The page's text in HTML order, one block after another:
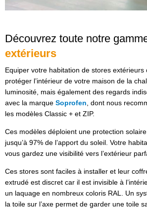
Découvrez toute notre
extérieurs
Equiper votre habitation de stores extérieurs
protéger l’intérieur de votre maison de la
luminosité, mais également des regards
avec la marque Soprofen , dont nous
les modèles Classic + et ZIP.
Ces modèles déploient une protection
jusqu’à 97% de l’apport du soleil. Votre
vous gardez une visibilité vers l’extérieur
Ces stores sont faciles à installer et leur
extrudé est discret car il est invisible à
un laquage en nombreux coloris RAL. Un
la toile sur l’axe permet de garder une toile